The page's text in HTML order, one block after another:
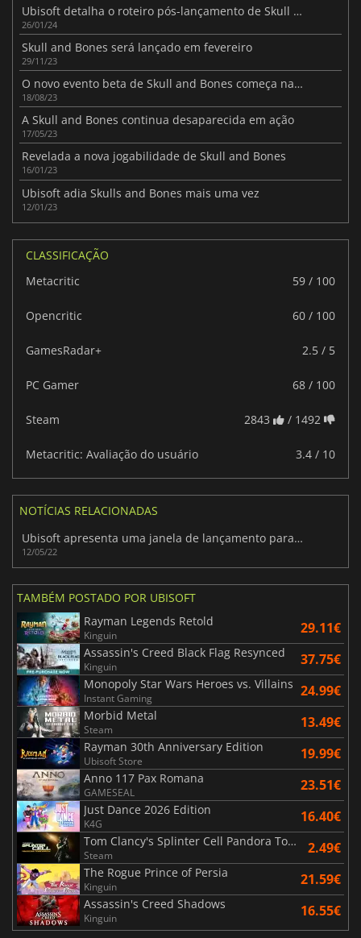
Ubisoft detalha o roteiro pós-lançamento de Skull and Bones
26/01/24
Skull and Bones será lançado em fevereiro
29/11/23
O novo evento beta de Skull and Bones começa na próxima semana
18/08/23
A Skull and Bones continua desaparecida em ação
17/05/23
Revelada a nova jogabilidade de Skull and Bones
16/01/23
Ubisoft adia Skulls and Bones mais uma vez
12/01/23
CLASSIFICAÇÃO
Metacritic
59 / 100
Opencritic 60 / 100
GamesRadar+ 2.5 / 5
PC Gamer 68 / 100
Steam 2843 / 1492
Metacritic: Avaliação do usuário 3.4 / 10
NOTÍCIAS RELACIONADAS
Ubisoft apresenta uma janela de lançamento para vários jogos
12/05/22
TAMBÉM POSTADO POR UBISOFT
Rayman Legends Retold
Kinguin 29.11€
Assassin's Creed Black Flag Resynced
Kinguin 37.75€
Monopoly Star Wars Heroes vs. Villains
Instant Gaming 24.99€
Morbid Metal
Steam 13.49€
Rayman 30th Anniversary Edition
Ubisoft Store 19.99€
Anno 117 Pax Romana
GAMESEAL 23.51€
Just Dance 2026 Edition
K4G 16.40€
Tom Clancy's Splinter Cell Pandora Tomorrow
Steam 2.49€
The Rogue Prince of Persia
Kinguin 21.59€
Assassin's Creed Shadows
Kinguin 16.55€